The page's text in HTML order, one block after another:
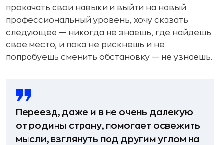
прокачать свои навыки и выйти на новый
профессиональный уровень, хочу сказать
следующее — никогда не знаешь, где найдешь
свое место, и пока не рискнешь и не
попробуешь сменить обстановку — не узнаешь.
Переезд, даже и в не очень далекую
от родины страну, помогает освежить
мысли, взглянуть под другим углом на